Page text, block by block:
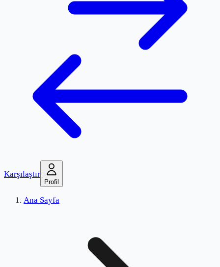
Karşılaştır
Profil
Ana Sayfa